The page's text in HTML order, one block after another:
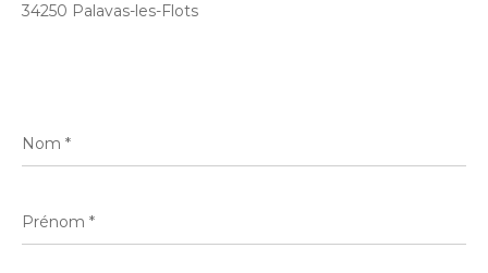
34250 Palavas-les-Flots
*
*